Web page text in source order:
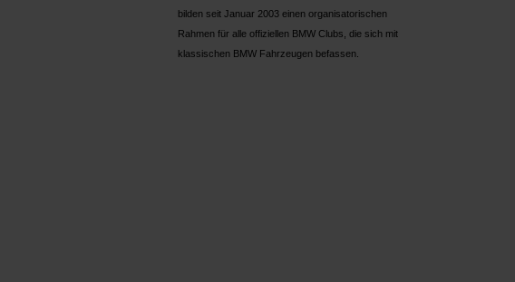
bilden seit Januar 2003 einen organisatorischen
Rahmen für alle offiziellen BMW Clubs, die sich mit
klassischen BMW Fahrzeugen befassen.